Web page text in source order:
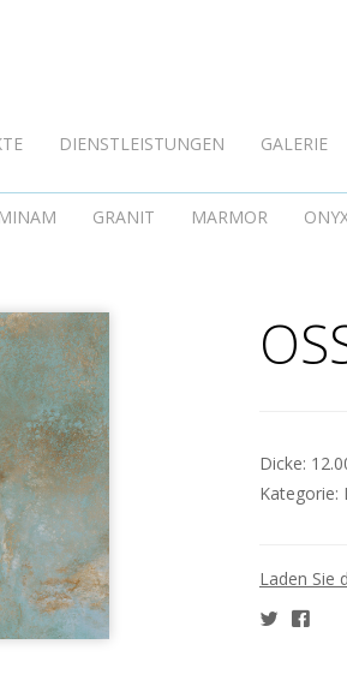
DIENSTLEISTUNGEN GALERIE
GRANIT MARMOR
Dicke:
Kategorie:
Laden Sie